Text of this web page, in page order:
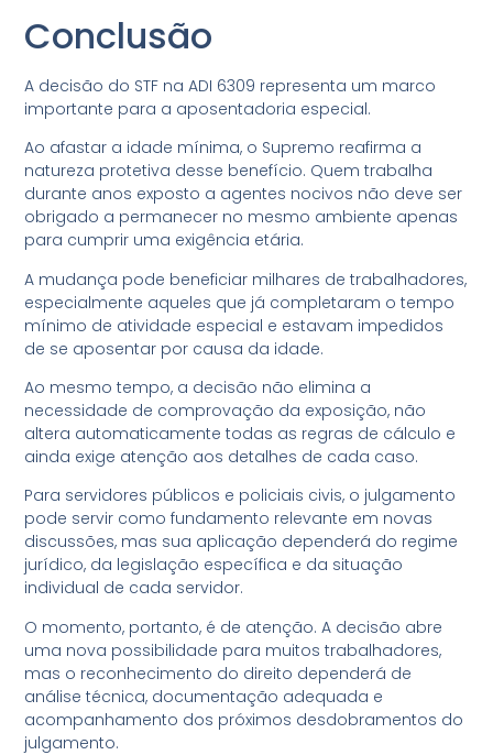
Conclusão
A decisão do STF na ADI 6309 representa um marco
importante para a aposentadoria especial.
Ao afastar a idade mínima, o Supremo reafirma a
natureza protetiva desse benefício. Quem trabalha
durante anos exposto a agentes nocivos não deve ser
obrigado a permanecer no mesmo ambiente apenas
para cumprir uma exigência etária.
A mudança pode beneficiar milhares de trabalhadores,
especialmente aqueles que já completaram o tempo
mínimo de atividade especial e estavam impedidos
de se aposentar por causa da idade.
Ao mesmo tempo, a decisão não elimina a
necessidade de comprovação da exposição, não
altera automaticamente todas as regras de cálculo e
ainda exige atenção aos detalhes de cada caso.
Para servidores públicos e policiais civis, o julgamento
pode servir como fundamento relevante em novas
discussões, mas sua aplicação dependerá do regime
jurídico, da legislação específica e da situação
individual de cada servidor.
O momento, portanto, é de atenção. A decisão abre
uma nova possibilidade para muitos trabalhadores,
mas o reconhecimento do direito dependerá de
análise técnica, documentação adequada e
acompanhamento dos próximos desdobramentos do
julgamento.